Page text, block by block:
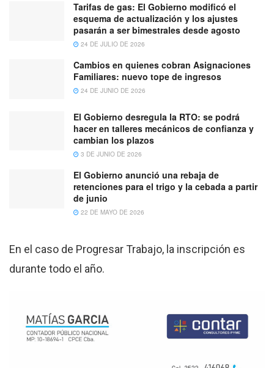
Tarifas de gas: El Gobierno modificó el
esquema de actualización y los ajustes
pasarán a ser bimestrales desde agosto
24 DE JULIO DE 2026
Cambios en quienes cobran Asignaciones
Familiares: nuevo tope de ingresos
24 DE JUNIO DE 2026
El Gobierno desregula la RTO: se podrá
hacer en talleres mecánicos de confianza y
cambian los plazos
3 DE JUNIO DE 2026
El Gobierno anunció una rebaja de
retenciones para el trigo y la cebada a partir
de junio
22 DE MAYO DE 2026
En el caso de Progresar Trabajo, la inscripción es
durante todo el año.